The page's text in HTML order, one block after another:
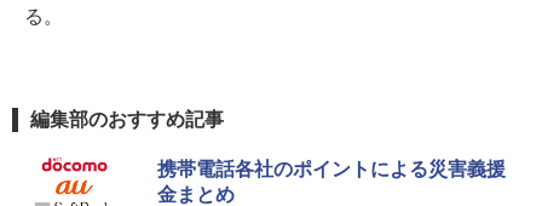
る。
編集部のおすすめ記事
携帯電話各社のポイントによる災害義援
金まとめ